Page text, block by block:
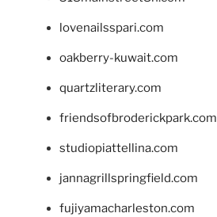
lovenailsspari.com
oakberry-kuwait.com
quartzliterary.com
friendsofbroderickpark.com
studiopiattellina.com
jannagrillspringfield.com
fujiyamacharleston.com